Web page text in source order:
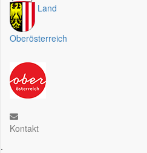
Land
Oberösterreich
Kontakt
.